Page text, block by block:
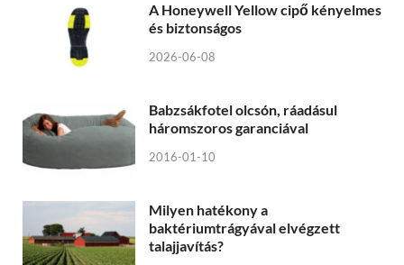
A Honeywell Yellow cipő kényelmes
és biztonságos
2026-06-08
Babzsákfotel olcsón, ráadásul
háromszoros garanciával
2016-01-10
Milyen hatékony a
baktériumtrágyával elvégzett
talajjavítás?